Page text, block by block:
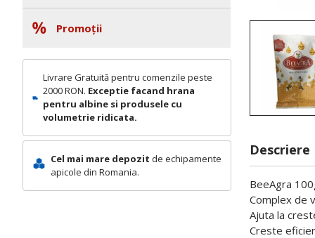
Promoții
Livrare Gratuită pentru comenzile peste
2000 RON. Exceptie facand hrana
pentru albine si produsele cu
volumetrie ridicata.
Cel mai mare depozit de echipamente
apicole din Romania.
Descriere
BeeAgra
Complex de
Ajuta la
Creste